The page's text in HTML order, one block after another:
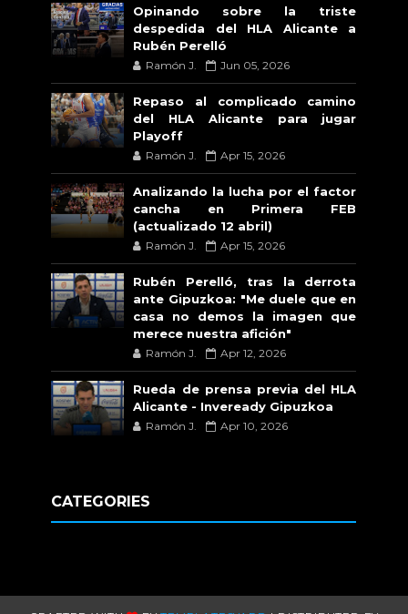
Opinando sobre la triste
despedida del HLA Alicante a
Rubén Perelló
Ramón J. Jun 05, 2026
Repaso al complicado camino
del HLA Alicante para jugar
Playoff
Ramón J. Apr 15, 2026
Analizando la lucha por el factor
cancha en Primera FEB
(actualizado 12 abril)
Ramón J. Apr 15, 2026
Rubén Perelló, tras la derrota
ante Gipuzkoa: "Me duele que en
casa no demos la imagen que
merece nuestra afición"
Ramón J. Apr 12, 2026
Rueda de prensa previa del HLA
Alicante - Inveready Gipuzkoa
Ramón J. Apr 10, 2026
CATEGORIES